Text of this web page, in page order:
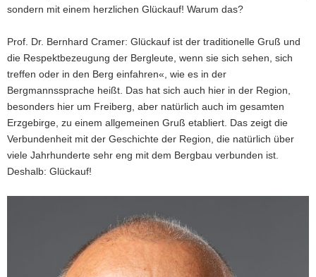
sondern mit einem herzlichen Glückauf! Warum das?
Prof. Dr. Bernhard Cramer: Glückauf ist der traditionelle Gruß und
die Respektbezeugung der Bergleute, wenn sie sich sehen, sich
treffen oder in den Berg einfahren«, wie es in der
Bergmannssprache heißt. Das hat sich auch hier in der Region,
besonders hier um Freiberg, aber natürlich auch im gesamten
Erzgebirge, zu einem allgemeinen Gruß etabliert. Das zeigt die
Verbundenheit mit der Geschichte der Region, die natürlich über
viele Jahrhunderte sehr eng mit dem Bergbau verbunden ist.
Deshalb: Glückauf!